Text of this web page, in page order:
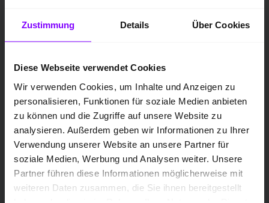
Zustimmung Details Über Cookies
Diese Webseite verwendet Cookies
Wir verwenden Cookies, um Inhalte und Anzeigen zu
personalisieren, Funktionen für soziale Medien anbieten
zu können und die Zugriffe auf unsere Website zu
analysieren. Außerdem geben wir Informationen zu Ihrer
Verwendung unserer Website an unsere Partner für
soziale Medien, Werbung und Analysen weiter. Unsere
Partner führen diese Informationen möglicherweise mit
weiteren Daten zusammen, die Sie ihnen bereitgestellt